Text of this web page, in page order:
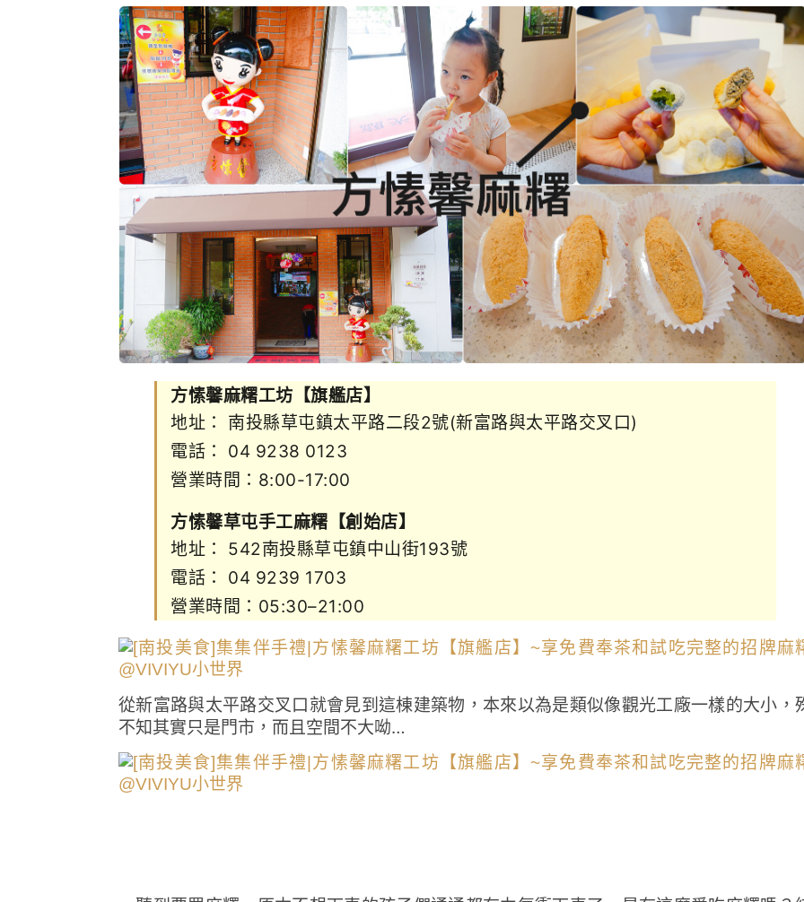
方愫馨麻糬工坊【旗艦店】
地址： 南投縣草屯鎮太平路二段2號(新富路與太平路交叉口)
電話： 04 9238 0123
營業時間：8:00-17:00
方愫馨草屯手工麻糬【創始店】
地址： 542南投縣草屯鎮中山街193號
電話： 04 9239 1703
營業時間：05:30–21:00
從新富路與太平路交叉口就會見到這棟建築物，本來以為是類似像觀光工廠一樣的大小，
不知其實只是門市，而且空間不大呦…